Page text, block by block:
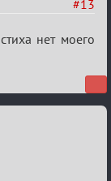
#13
нет моего